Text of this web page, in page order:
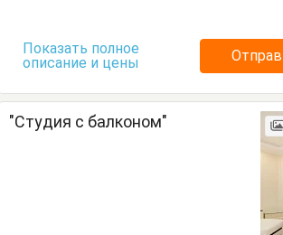
Показать полное
описание и цены
"Студия с балконом"